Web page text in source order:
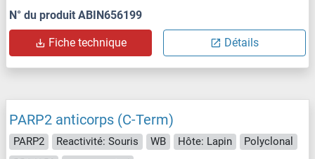
N° du produit ABIN656199
Fiche technique Détails
PARP2 anticorps (C-Term)
PARP2 Reactivité: Souris WB Hôte: Lapin
Polyclonal